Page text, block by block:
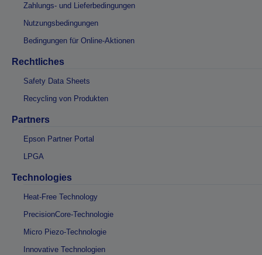
Zahlungs- und Lieferbedingungen
Nutzungsbedingungen
Bedingungen für Online-Aktionen
Rechtliches
Safety Data Sheets
Recycling von Produkten
Partners
Epson Partner Portal
LPGA
Technologies
Heat-Free Technology
PrecisionCore-Technologie
Micro Piezo-Technologie
Innovative Technologien